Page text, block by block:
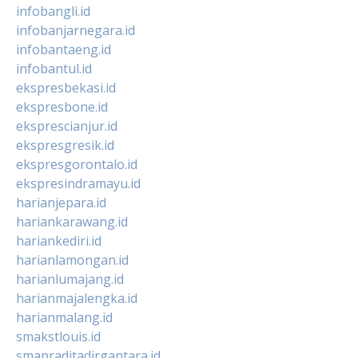
infobangli.id
infobanjarnegara.id
infobantaeng.id
infobantul.id
ekspresbekasi.id
ekspresbone.id
eksprescianjur.id
ekspresgresik.id
ekspresgorontalo.id
ekspresindramayu.id
harianjepara.id
hariankarawang.id
hariankediri.id
harianlamongan.id
harianlumajang.id
harianmajalengka.id
harianmalang.id
smakstlouis.id